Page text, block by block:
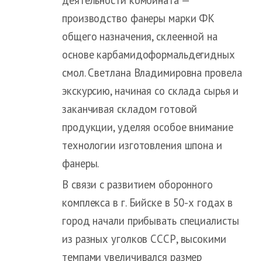
производство фанеры марки ФК
общего назначения, склеенной на
основе карбамидоформальдегидных
смол. Светлана Владимировна провела
экскурсию, начиная со склада сырья и
заканчивая складом готовой
продукции, уделяя особое внимание
технологии изготовления шпона и
фанеры.
В связи с развитием оборонного
комплекса в г. Бийске в 50-х годах в
город начали прибывать специалисты
из разных уголков СССР, высокими
темпами увеличивался размер